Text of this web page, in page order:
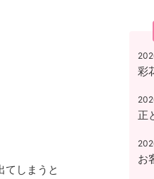
てしまうと
彩
正
お